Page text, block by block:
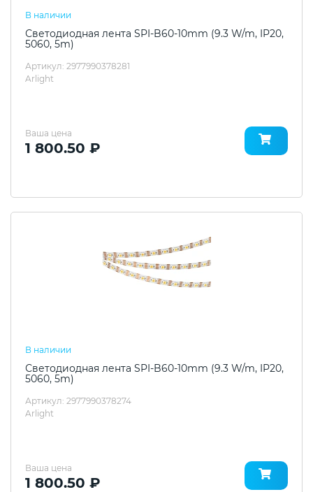
В наличии
Светодиодная лента SPI-B60-10mm (9.3 W/m, IP20,
5060, 5m)
Артикул: 2977990378281
Arlight
Ваша цена
1 800.50 ₽
В наличии
Светодиодная лента SPI-B60-10mm (9.3 W/m, IP20,
5060, 5m)
Артикул: 2977990378274
Arlight
Ваша цена
1 800.50 ₽